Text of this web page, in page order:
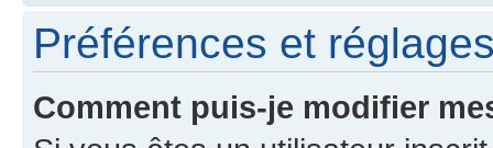
Préférences et
Comment puis-je modifier